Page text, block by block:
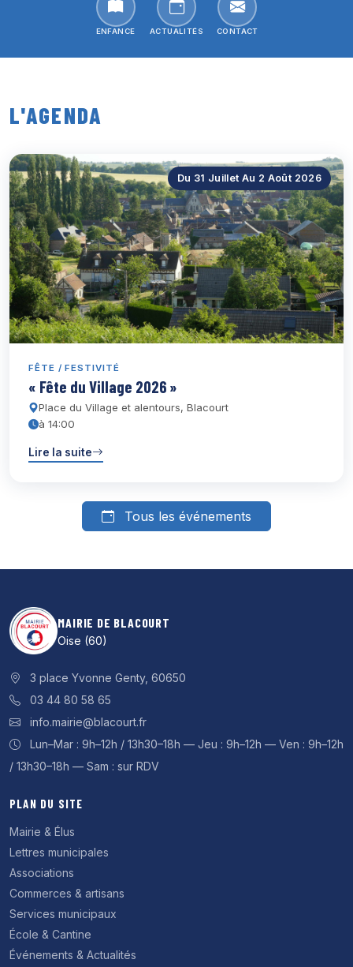
ENFANCE ACTUALITÉS CONTACT
L'AGENDA
Du 31 Juillet Au 2 Août 2026
FÊTE / FESTIVITÉ
« Fête du Village 2026 »
Place du Village et alentours, Blacourt
à 14:00
Lire la suite
Tous les événements
MAIRIE DE BLACOURT
Oise (60)
3 place Yvonne Genty, 60650
03 44 80 58 65
info.mairie@blacourt.fr
Lun–Mar : 9h–12h / 13h30–18h — Jeu : 9h–12h — Ven : 9h–12h
/ 13h30–18h — Sam : sur RDV
PLAN DU SITE
Mairie & Élus
Lettres municipales
Associations
Commerces & artisans
Services municipaux
École & Cantine
Événements & Actualités